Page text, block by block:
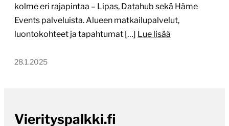
kolme eri rajapintaa – Lipas, Datahub sekä Häme
Events palveluista. Alueen matkailupalvelut,
luontokohteet ja tapahtumat […] Lue lisää
28.1.2025
Vierityspalkki.fi